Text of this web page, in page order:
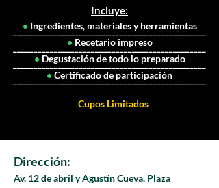
Incluye:
• Ingredientes, materiales y herramientas
_______________________________________________
• Recetario impreso
_______________________________________________
• Degustación de todo lo preparado
_______________________________________________
• Certificado de participación
_______________________________________________
Cupos Limitados
Dirección:
Av. 12 de abril y Agustín Cueva. Plaza